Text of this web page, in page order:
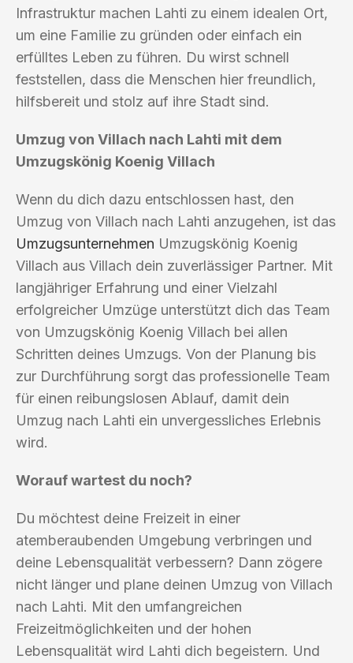
Infrastruktur machen Lahti zu einem idealen Ort,
um eine Familie zu gründen oder einfach ein
erfülltes Leben zu führen. Du wirst schnell
feststellen, dass die Menschen hier freundlich,
hilfsbereit und stolz auf ihre Stadt sind.
Umzug von Villach nach Lahti mit dem
Umzugskönig Koenig Villach
Wenn du dich dazu entschlossen hast, den
Umzug von Villach nach Lahti anzugehen, ist das
Umzugsunternehmen Umzugskönig Koenig
Villach aus Villach dein zuverlässiger Partner. Mit
langjähriger Erfahrung und einer Vielzahl
erfolgreicher Umzüge unterstützt dich das Team
von Umzugskönig Koenig Villach bei allen
Schritten deines Umzugs. Von der Planung bis
zur Durchführung sorgt das professionelle Team
für einen reibungslosen Ablauf, damit dein
Umzug nach Lahti ein unvergessliches Erlebnis
wird.
Worauf wartest du noch?
Du möchtest deine Freizeit in einer
atemberaubenden Umgebung verbringen und
deine Lebensqualität verbessern? Dann zögere
nicht länger und plane deinen Umzug von Villach
nach Lahti. Mit den umfangreichen
Freizeitmöglichkeiten und der hohen
Lebensqualität wird Lahti dich begeistern. Und